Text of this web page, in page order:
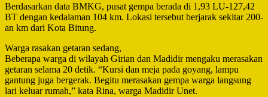
Berdasarkan data BMKG, pusat gempa berada di 1,93 LU-127,42
BT dengan kedalaman 104 km. Lokasi tersebut berjarak sekitar 200-
an km dari Kota Bitung.
Warga rasakan getaran sedang,
Beberapa warga di wilayah Girian dan Madidir mengaku merasakan
getaran selama 20 detik. “Kursi dan meja pada goyang, lampu
gantung juga bergerak. Begitu merasakan gempa warga langsung
lari keluar rumah,” kata Rina, warga Madidir Unet.